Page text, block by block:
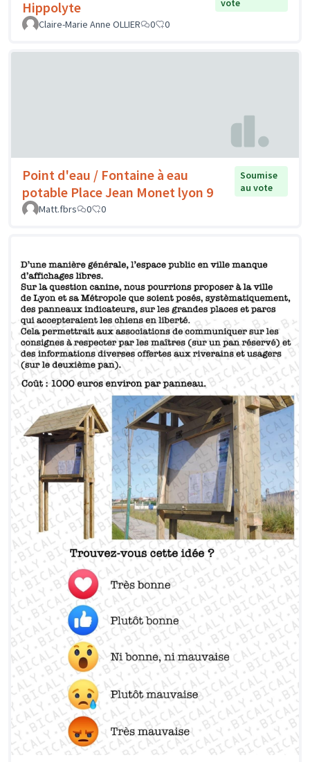
Hippolyte
vote
Claire-Marie Anne OLLIER
0 0
Point d'eau / Fontaine à eau
potable Place Jean Monet lyon 9
Soumise
au vote
Matt.fbrs
0 0